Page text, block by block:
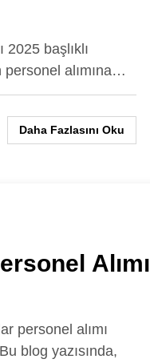
2025 başlıklı
personel alımına…
Daha Fazlasını Oku
Alımı
personel alımı
blog yazısında,